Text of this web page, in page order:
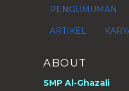
PENGUMUMAN
ARTIKEL
ABOUT
SMP Al-Ghazali